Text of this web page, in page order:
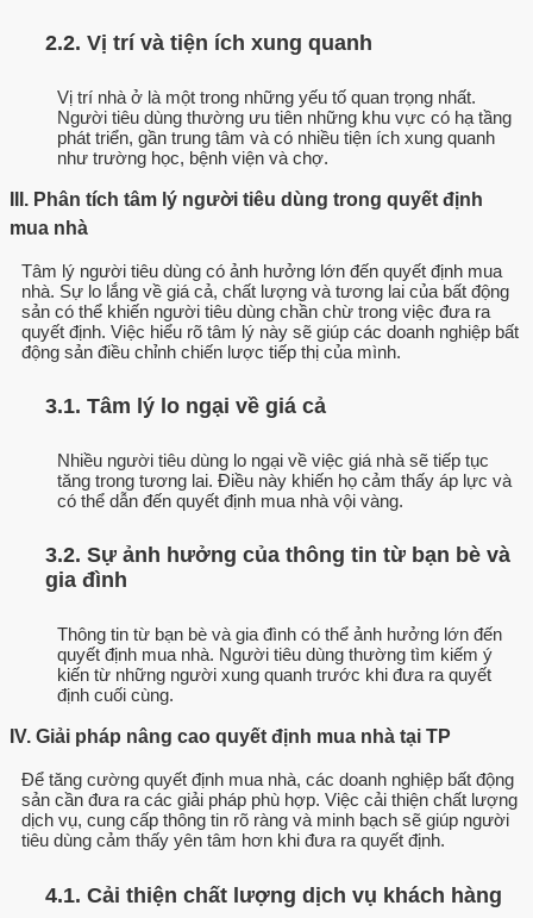
2.2. Vị trí và tiện ích xung quanh
Vị trí nhà ở là một trong những yếu tố quan trọng nhất.
Người tiêu dùng thường ưu tiên những khu vực có hạ tầng
phát triển, gần trung tâm và có nhiều tiện ích xung quanh
như trường học, bệnh viện và chợ.
III. Phân tích tâm lý người tiêu dùng trong quyết định
mua nhà
Tâm lý người tiêu dùng có ảnh hưởng lớn đến quyết định mua
nhà. Sự lo lắng về giá cả, chất lượng và tương lai của bất động
sản có thể khiến người tiêu dùng chần chừ trong việc đưa ra
quyết định. Việc hiểu rõ tâm lý này sẽ giúp các doanh nghiệp bất
động sản điều chỉnh chiến lược tiếp thị của mình.
3.1. Tâm lý lo ngại về giá cả
Nhiều người tiêu dùng lo ngại về việc giá nhà sẽ tiếp tục
tăng trong tương lai. Điều này khiến họ cảm thấy áp lực và
có thể dẫn đến quyết định mua nhà vội vàng.
3.2. Sự ảnh hưởng của thông tin từ bạn bè và
gia đình
Thông tin từ bạn bè và gia đình có thể ảnh hưởng lớn đến
quyết định mua nhà. Người tiêu dùng thường tìm kiếm ý
kiến từ những người xung quanh trước khi đưa ra quyết
định cuối cùng.
IV. Giải pháp nâng cao quyết định mua nhà tại TP
Để tăng cường quyết định mua nhà, các doanh nghiệp bất động
sản cần đưa ra các giải pháp phù hợp. Việc cải thiện chất lượng
dịch vụ, cung cấp thông tin rõ ràng và minh bạch sẽ giúp người
tiêu dùng cảm thấy yên tâm hơn khi đưa ra quyết định.
4.1. Cải thiện chất lượng dịch vụ khách hàng